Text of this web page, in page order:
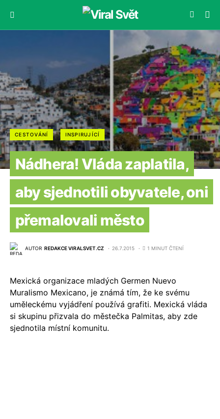
CESTOVÁNÍ INSPIRUJÍCÍ
Nádhera! Vláda zaplatila,
aby sjednotili obyvatele, oni
přemalovali město
AUTOR REDAKCE VIRALSVET.CZ 26.7.2015 1 MINUT ČTENÍ
Mexická organizace mladých Germen Nuevo
Muralismo Mexicano, je známá tím, že ke svému
uměleckému vyjádření používá grafiti. Mexická vláda
si skupinu přizvala do městečka Palmitas, aby zde
sjednotila místní komunitu.